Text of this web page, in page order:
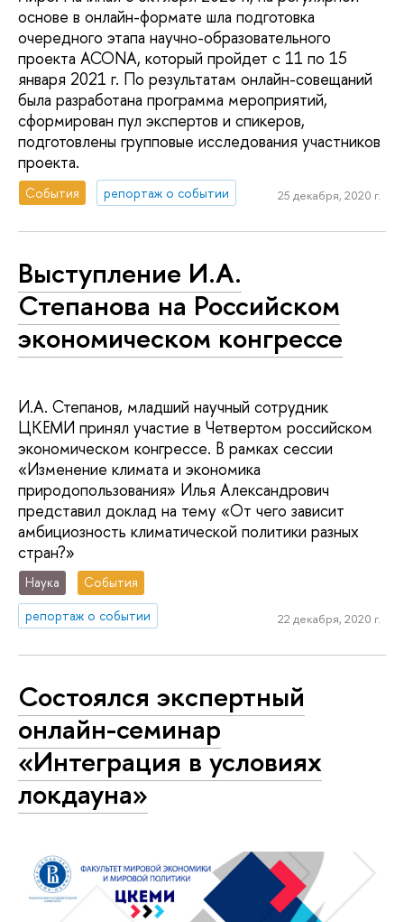
основе в онлайн-формате шла подготовка
очередного этапа научно-образовательного
проекта ACONA, который пройдет с 11 по 15
января 2021 г. По результатам онлайн-совещаний
была разработана программа мероприятий,
сформирован пул экспертов и спикеров,
подготовлены групповые исследования участников
проекта.
События репортаж о событии 25 декабря, 2020 г.
Выступление И.А.
Степанова на Российском
экономическом конгрессе
И.А. Степанов, младший научный сотрудник
ЦКЕМИ принял участие в Четвертом российском
экономическом конгрессе. В рамках сессии
«Изменение климата и экономика
природопользования» Илья Александрович
представил доклад на тему «От чего зависит
амбициозность климатической политики разных
стран?»
Наука
События
репортаж о событии
22 декабря, 2020 г.
Состоялся экспертный
онлайн-семинар
«Интеграция в условиях
локдауна»